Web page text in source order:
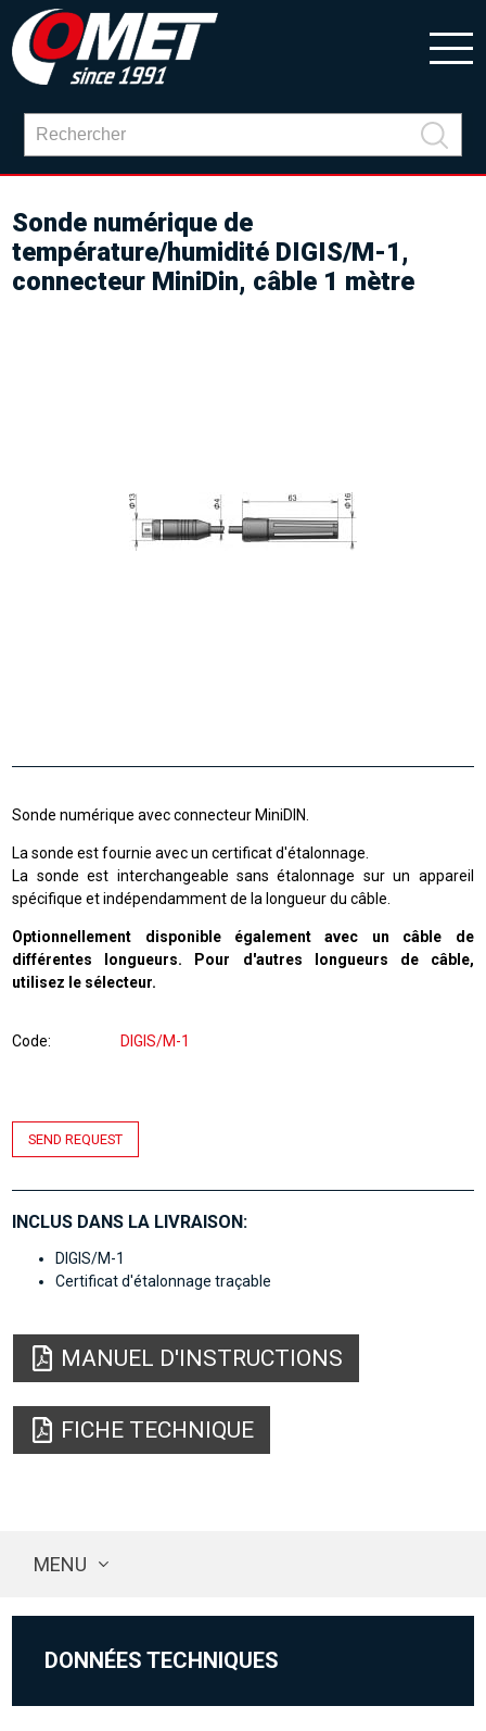
Sonde numérique de
température/humidité DIGIS/M-1,
connecteur MiniDin, câble 1 mètre
Sonde numérique avec connecteur MiniDIN.
La sonde est fournie avec un certificat d'étalonnage.
La sonde est interchangeable sans étalonnage sur un appareil
spécifique et indépendamment de la longueur du câble.
Optionnellement disponible également avec un câble de
différentes longueurs. Pour d'autres longueurs de câble,
utilisez le sélecteur.
Code DIGIS/M-1
SEND REQUEST
INCLUS DANS LA LIVRAISON:
DIGIS/M-1
Certificat d'étalonnage traçable
MANUEL D'INSTRUCTIONS
FICHE TECHNIQUE
MENU
DONNÉES TECHNIQUES